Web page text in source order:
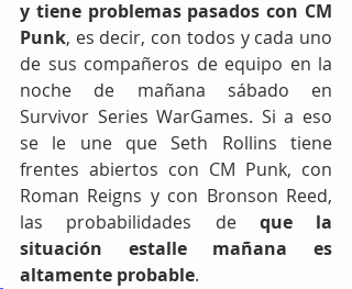
y tiene problemas pasados con CM
Punk, es decir, con todos y cada uno
de sus compañeros de equipo en la
noche de mañana sábado en
Survivor Series WarGames. Si a eso
se le une que Seth Rollins tiene
frentes abiertos con CM Punk, con
Roman Reigns y con Bronson Reed,
las probabilidades de que la
situación estalle mañana es
altamente probable.